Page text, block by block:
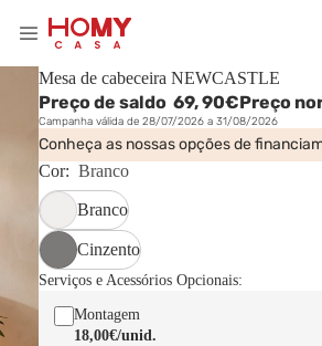
Mesa de cabeceira NEWCASTLE
Preço de saldo 69,90€Preço
Campanha válida de 28/07/2026 a 31/08/2026
Conheça as nossas opções de
Cor: Branco
Branco
Cinzento
Serviços e Acessórios Opcionais:
Montagem
18,00€/unid.